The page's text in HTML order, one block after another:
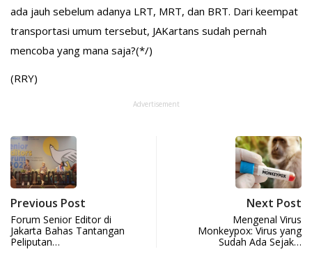
ada jauh sebelum adanya LRT, MRT, dan BRT. Dari keempat
transportasi umum tersebut, JAKartans sudah pernah
mencoba yang mana saja?(*/)
(RRY)
Advertisement
Previous Post
Forum Senior Editor di
Jakarta Bahas Tantangan
Peliputan…
Next Post
Mengenal Virus
Monkeypox: Virus yang
Sudah Ada Sejak…